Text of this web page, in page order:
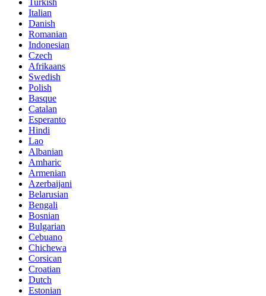
Turkish
Italian
Danish
Romanian
Indonesian
Czech
Afrikaans
Swedish
Polish
Basque
Catalan
Esperanto
Hindi
Lao
Albanian
Amharic
Armenian
Azerbaijani
Belarusian
Bengali
Bosnian
Bulgarian
Cebuano
Chichewa
Corsican
Croatian
Dutch
Estonian